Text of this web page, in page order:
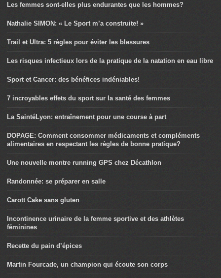
Les femmes sont-elles plus endurantes que les hommes?
Nathalie SIMON: « Le Sport m’a construite! »
Trail et Ultra: 5 règles pour éviter les blessures
Les risques infectieux lors de la pratique de la natation en eau libre
Sport et Cancer: des bénéfices indéniables!
7 incroyables effets du sport sur la santé des femmes
La SaintéLyon: entraînement pour une course à part
DOPAGE: Comment consommer médicaments et compléments
alimentaires en respectant les règles de bonne pratique?
Une nouvelle montre running GPS chez Décathlon
Randonnée: se préparer en salle
Carott Cake sans gluten
Incontinence urinaire de la femme sportive et des athlètes
féminines
Recette du pain d’épices
Martin Fourcade, un champion qui écoute son corps